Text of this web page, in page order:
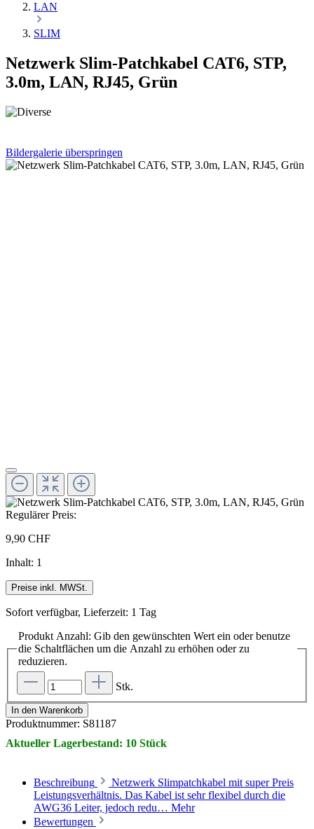
LAN
SLIM
Netzwerk Slim-Patchkabel CAT6, STP,
3.0m, LAN, RJ45, Grün
Bildergalerie überspringen
Regulärer Preis:
9,90 CHF
Inhalt: 1
Preise inkl. MWSt.
Sofort verfügbar, Lieferzeit: 1 Tag
Produkt Anzahl: Gib den gewünschten Wert ein oder benutze
die Schaltflächen um die Anzahl zu erhöhen oder zu
reduzieren.
Stk.
In den Warenkorb
Produktnummer: S81187
Aktueller Lagerbestand: 10 Stück
Beschreibung
Netzwerk Slimpatchkabel mit super Preis
Leistungsverhältnis. Das Kabel ist sehr flexibel durch die
AWG36 Leiter, jedoch redu… Mehr
Bewertungen